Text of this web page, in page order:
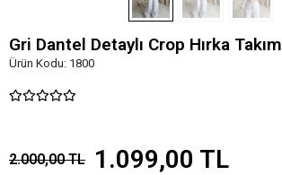
Gri Dantel Detaylı Crop Hırka Takım
Ürün Kodu: 1800
2.000,00 TL 1.099,00 TL